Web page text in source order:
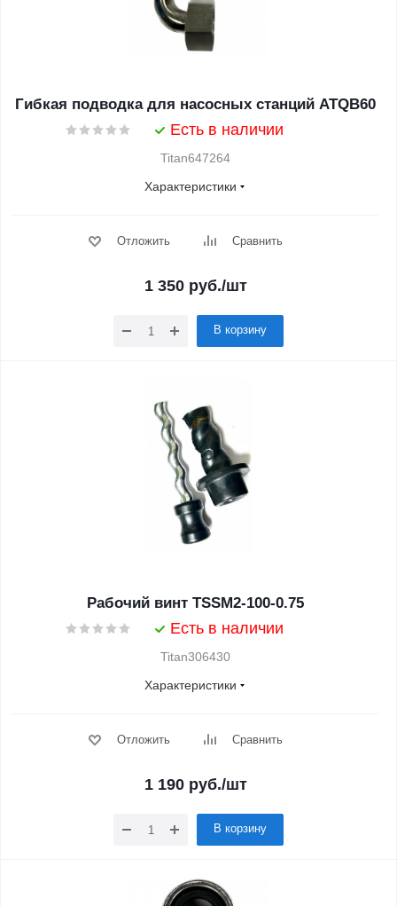
Гибкая подводка для насосных станций ATQB60
Есть в наличии
Titan647264
Характеристики
Отложить Сравнить
1 350руб./шт
В корзину
Рабочий винт TSSM2-100-0.75
Есть в наличии
Titan306430
Характеристики
Отложить Сравнить
1 190руб./шт
В корзину